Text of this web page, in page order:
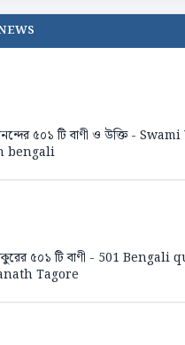
৫০১ টি বাণী ও উক্তি -
bengali
ঠাকুরের ৫০১ টি বাণী - 501
Tagore